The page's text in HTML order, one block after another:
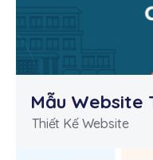
Mẫu Website
Thiết Kế Website